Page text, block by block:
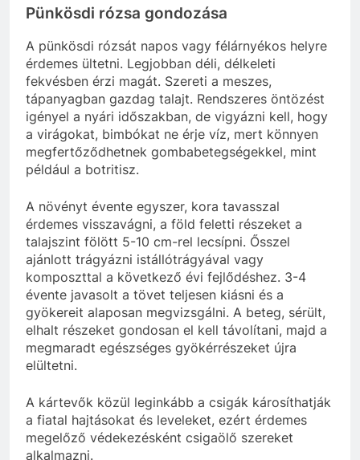
Pünkösdi rózsa gondozása
A pünkösdi rózsát napos vagy félárnyékos helyre
érdemes ültetni. Legjobban déli, délkeleti
fekvésben érzi magát. Szereti a meszes,
tápanyagban gazdag talajt. Rendszeres öntözést
igényel a nyári időszakban, de vigyázni kell, hogy
a virágokat, bimbókat ne érje víz, mert könnyen
megfertőződhetnek gombabetegségekkel, mint
például a botritisz.
A növényt évente egyszer, kora tavasszal
érdemes visszavágni, a föld feletti részeket a
talajszint fölött 5-10 cm-rel lecsípni. Ősszel
ajánlott trágyázni istállótrágyával vagy
komposzttal a következő évi fejlődéshez. 3-4
évente javasolt a tövet teljesen kiásni és a
gyökereit alaposan megvizsgálni. A beteg, sérült,
elhalt részeket gondosan el kell távolítani, majd a
megmaradt egészséges gyökérrészeket újra
elültetni.
A kártevők közül leginkább a csigák károsíthatják
a fiatal hajtásokat és leveleket, ezért érdemes
megelőző védekezésként csigaölő szereket
alkalmazni.